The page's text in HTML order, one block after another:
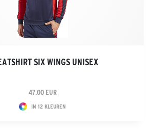
SIX WINGS UNISEX
47.00 EUR
IN 12 KLEUREN